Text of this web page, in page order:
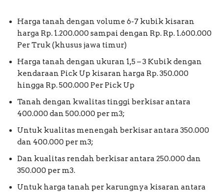
Harga tanah dengan volume 6-7 kubik kisaran
harga Rp. 1.200.000 sampai dengan Rp. Rp. 1.600.000
Per Truk (khusus jawa timur)
Harga tanah dengan ukuran 1,5 – 3 Kubik dengan
kendaraan Pick Up kisaran harga Rp. 350.000
hingga Rp. 500.000 Per Pick Up
Tanah dengan kwalitas tinggi berkisar antara
400.000 dan 500.000 per m3;
Untuk kualitas menengah berkisar antara 350.000
dan 400.000 per m3;
Dan kualitas rendah berkisar antara 250.000 dan
350.000 per m3.
Untuk harga tanah per karungnya kisaran antara